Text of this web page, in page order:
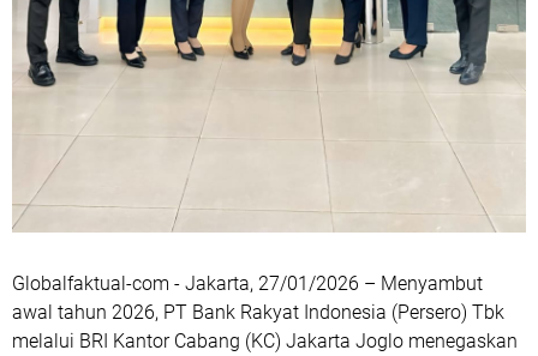
Globalfaktual-com - Jakarta, 27/01/2026 – Menyambut
awal tahun 2026, PT Bank Rakyat Indonesia (Persero) Tbk
melalui BRI Kantor Cabang (KC) Jakarta Joglo menegaskan